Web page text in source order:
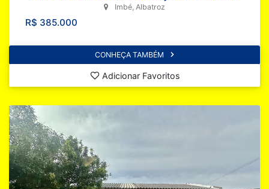
R$ 385.000
Imbé, Albatroz
CONHEÇA TAMBÉM
Adicionar Favoritos